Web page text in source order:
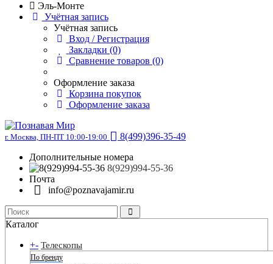
Эль-Монте
Учётная запись
Учётная запись
Вход / Регистрация
Закладки (0)
Сравнение товаров (0)
Оформление заказа
Корзина покупок
Оформление заказа
г. Москва, ПН-ПТ 10:00-19:00
8(499)396-35-49
Дополнительные номера
8(929)994-55-36
Почта
info@poznavajamir.ru
Каталог
+- Телескопы
По бренду